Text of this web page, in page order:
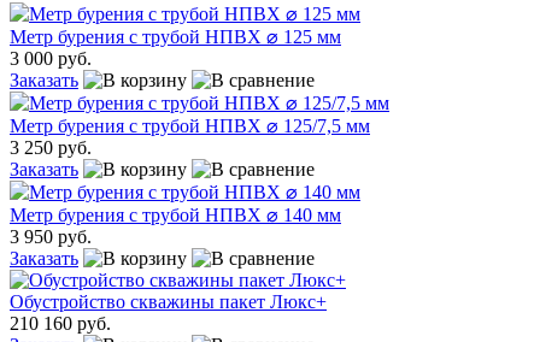
Метр бурения с трубой НПВХ ⌀ 125 мм
3 000 руб.
Заказать
Метр бурения с трубой НПВХ ⌀ 125/7,5 мм
3 250 руб.
Заказать
Метр бурения с трубой НПВХ ⌀ 140 мм
3 950 руб.
Заказать
Обустройство скважины пакет Люкс+
210 160 руб.